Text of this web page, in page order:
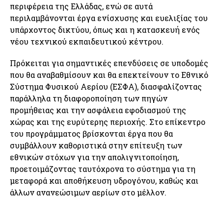
περιφέρεια της Ελλάδας, ενώ σε αυτά
περιλαμβάνονται έργα ενίσχυσης και ευελιξίας του
υπάρχοντος δικτύου, όπως και η κατασκευή ενός
νέου τεχνικού εκπαιδευτικού κέντρου.
Πρόκειται για σημαντικές επενδύσεις σε υποδομές
που θα αναβαθμίσουν και θα επεκτείνουν το Εθνικό
Σύστημα Φυσικού Αερίου (ΕΣΦΑ), διασφαλίζοντας
παράλληλα τη διαφοροποίηση των πηγών
προμήθειας και την ασφάλεια εφοδιασμού της
χώρας και της ευρύτερης περιοχής. Στο επίκεντρο
του προγράμματος βρίσκονται έργα που θα
συμβάλλουν καθοριστικά στην επίτευξη των
εθνικών στόχων για την απολιγνιτοποίηση,
προετοιμάζοντας ταυτόχρονα το σύστημα για τη
μεταφορά και αποθήκευση υδρογόνου, καθώς και
άλλων ανανεώσιμων αερίων στο μέλλον.